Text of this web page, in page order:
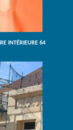
INTÉRIEURE 64